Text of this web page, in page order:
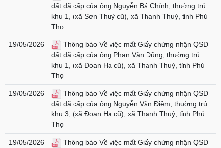
đất đã cấp của ông Nguyễn Bá Chính, thường trú:
khu 1, (xã Sơn Thuỷ cũ), xã Thanh Thuỷ, tỉnh Phú
Thọ
19/05/2026
Thông báo Về việc mất Giấy chứng nhận QSD
đất đã cấp của ông Phan Văn Dũng, thường trú:
khu 1, (xã Đoan Hạ cũ), xã Thanh Thuỷ, tỉnh Phú
Thọ
19/05/2026
Thông báo Về việc mất Giấy chứng nhận QSD
đất đã cấp của ông Nguyễn Văn Điềm, thường trú:
khu 3, (xã Đoan Hạ cũ), xã Thanh Thuỷ, tỉnh Phú
Thọ
19/05/2026
Thông báo Về việc mất Giấy chứng nhận QSD